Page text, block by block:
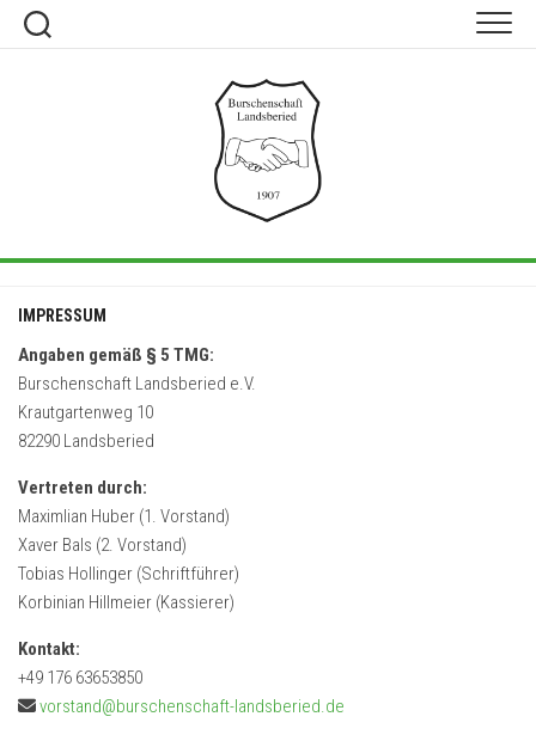
Skip
IMPRESSUM
Angaben gemäß § 5 TMG:
Burschenschaft Landsberied e.V.
Krautgartenweg 10
82290 Landsberied
Vertreten durch:
Maximlian Huber (1. Vorstand)
Xaver Bals (2. Vorstand)
Tobias Hollinger (Schriftführer)
Korbinian Hillmeier (Kassierer)
Kontakt:
+49 176 63653850
vorstand@burschenschaft-landsberied.de